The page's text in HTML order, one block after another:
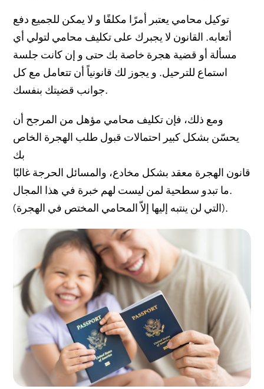
توكيل محامي يعتبر أمرًا مكلفًا و لا يمكن للجميع دفع
أتعابه. القانون لا يجبرك على تكليف محامي لتولي أي
مسألة أو قضية هجرة خاصة بك حتى و إن كانت جلسة
استماع للترحيل. و يجوز لك قانونياً أن تتعامل مع كل
جوانب قضيتك بنفسك.
ومع ذلك، فإن تكليف محامي مؤهل من المرجح أن
يحسّن بشكل كبير احتمالات قبول طلب الهجرة الخاص
بك
قانون الهجرة معقد بشكل مخادع، والمسائل الحرجة غالبًا
ما تبدو سطحية لمن ليست لهم خبرة في هذا المجال.
(التي لن ينتبه إليها إلاّ المحامي المختص في الهجرة).